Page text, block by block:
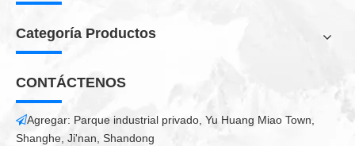
Categoría Productos
CONTÁCTENOS
Agregar: Parque industrial privado, Yu Huang Miao Town,
Shanghe, Ji'nan, Shandong